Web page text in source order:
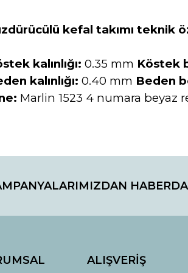
kefal takımı teknik
kalınlığı: 0.35 mm Köstek
kalınlığı: 0.40 mm Beden
Marlin 1523 4 numara beyaz
ve önerileriniz için teşekkür ederiz.
Ürün resmi kalitesiz, bozuk veya
Bu ürüne benzer farklı alternatifler olmalı.
ALIŞVERİŞ